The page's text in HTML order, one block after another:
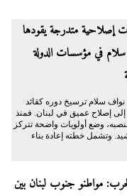
إصلاحية متدرجة يقودها
في مؤسسات الدولة
سلام ترسيخ دوره كقائد
إصلاح عميق في لبنان. فمنذ
وضع أولويات واضحة تتركز
وتشمل خطته إعادة بناء
مواطنو جنوب لبنان بين